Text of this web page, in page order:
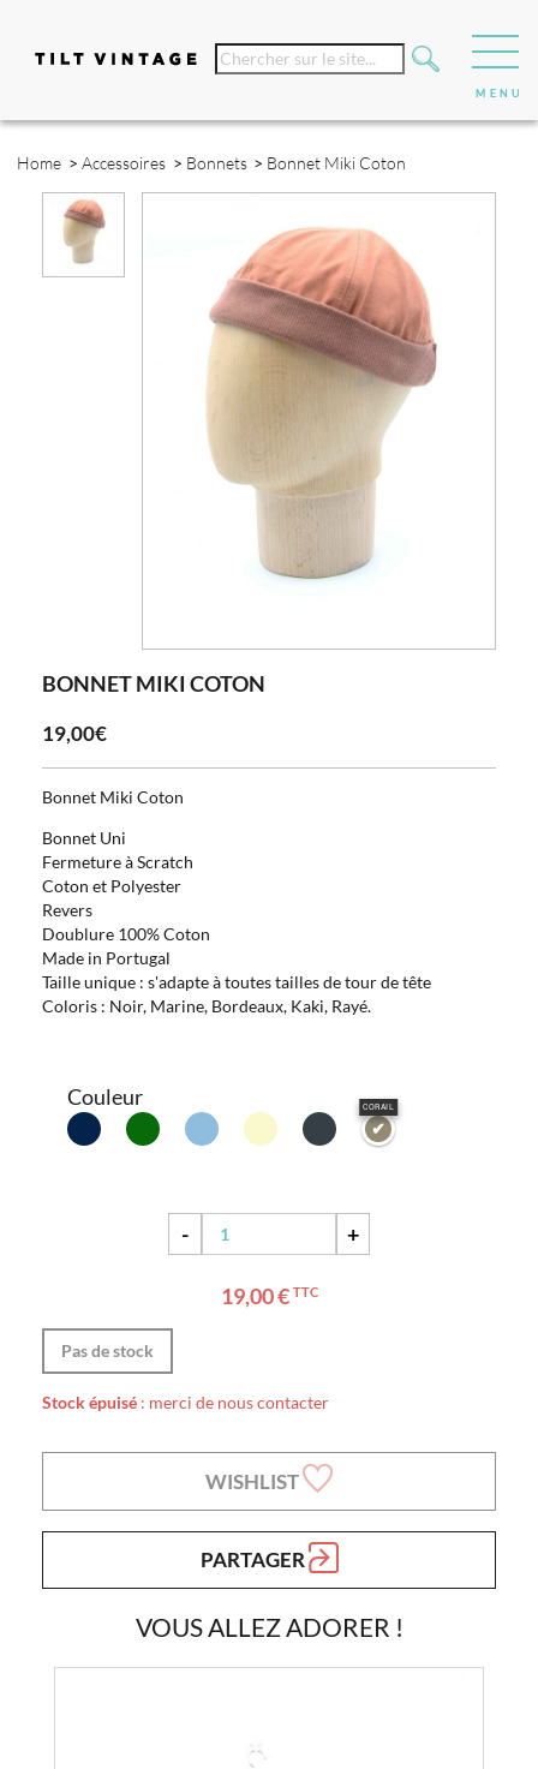
Home > Accessoires > Bonnets > Bonnet Miki Coton
BONNET MIKI COTON
19,00€
Bonnet Miki Coton
Bonnet Uni
Fermeture à Scratch
Coton et Polyester
Revers
Doublure 100% Coton
Made in Portugal
Taille unique : s'adapte à toutes tailles de tour de tête
Coloris : Noir, Marine, Bordeaux, Kaki, Rayé.
Couleur CORAIL
- +
19,00 € TTC
Pas de stock
Stock épuisé : merci de nous contacter
WISHLIST
PARTAGER
VOUS ALLEZ ADORER !